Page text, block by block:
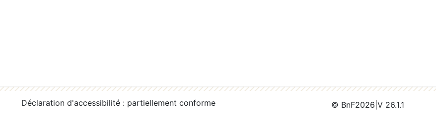
Déclaration d'accessibilité : partiellement conforme © BnF2026 V 26.1.1